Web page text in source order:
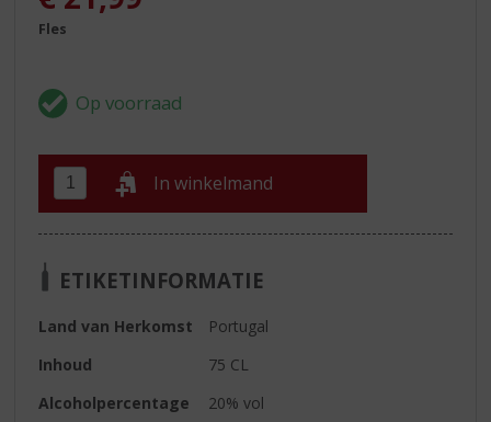
Fles
In winkelmand
ETIKETINFORMATIE
Land van Herkomst
Portugal
Inhoud
75 CL
Alcoholpercentage
20% vol